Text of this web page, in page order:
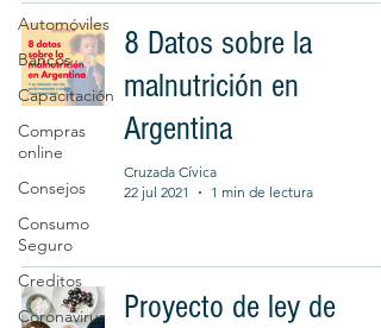
Automóviles
Bancos
Capacitación
Compras
online
Consejos
Consumo
Seguro
Creditos
Coronavirus
8 Datos sobre la
malnutrición en
Argentina
Cruzada Cívica
22 jul 2021
1 min de lectura
Proyecto de ley de